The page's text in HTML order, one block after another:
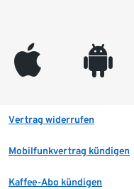
appleinc android
Vertrag widerrufen
Mobilfunkvertrag kündigen
Kaffee-Abo kündigen